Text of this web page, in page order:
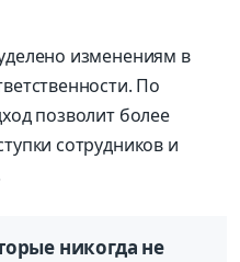
изменениям в
По
позволит более
сотрудников и
никогда не